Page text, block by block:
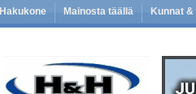
Hakukone Mainosta täällä Kunnat